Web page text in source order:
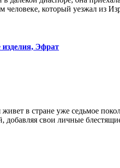
который уезжал из
изделия, Эфрат
в стране уже седьмое
свои личные